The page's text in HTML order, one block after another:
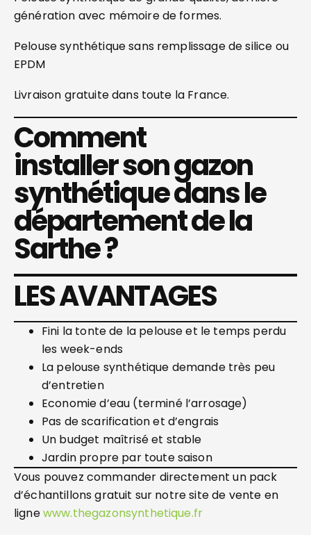
génération avec mémoire de formes.
Pelouse synthétique sans remplissage de silice ou
EPDM
Livraison gratuite dans toute la France.
Comment
installer son gazon
synthétique dans le
département de la
Sarthe ?
LES AVANTAGES
Fini la tonte de la pelouse et le temps perdu
les week-ends
La pelouse synthétique demande très peu
d’entretien
Economie d’eau (terminé l’arrosage)
Pas de scarification et d’engrais
Un budget maîtrisé et stable
Jardin propre par toute saison
Vous pouvez commander directement un pack
d’échantillons gratuit sur notre site de vente en
lignewww.thegazonsynthetique.fr